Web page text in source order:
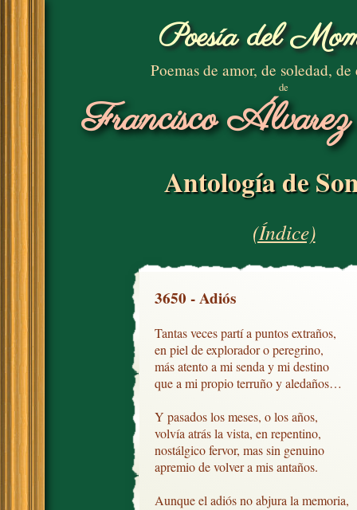
Poesía del
Poemas de amor, de soledad, de
de
Francisco
Antología de
(Índice)
3650 - Adiós
Tantas veces partí a puntos extraños,
en piel de explorador o peregrino,
más atento a mi senda y mi destino
que a mi propio terruño y aledaños…
Y pasados los meses, o los años,
volvía atrás la vista, en repentino,
nostálgico fervor, mas sin genuino
apremio de volver a mis antaños.
Aunque el adiós no abjura la memoria,